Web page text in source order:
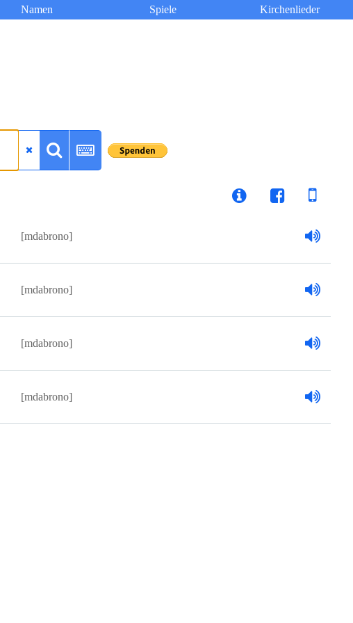
Namen Spiele Kirchenlieder
[mdabrono]
[mdabrono]
[mdabrono]
[mdabrono]